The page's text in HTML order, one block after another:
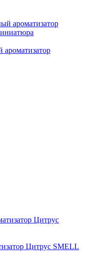
ароматизатор
Цитрус SMELL